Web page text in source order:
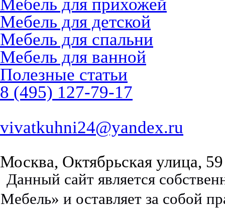
Мебель для прихожей
Мебель для детской
Мебель для спальни
Мебель для ванной
Полезные статьи
8 (495) 127-79-17
vivatkuhni24@yandex.ru
Москва, Октябрьская улица, 59
Данный сайт является
Мебель» и оставляет за собой